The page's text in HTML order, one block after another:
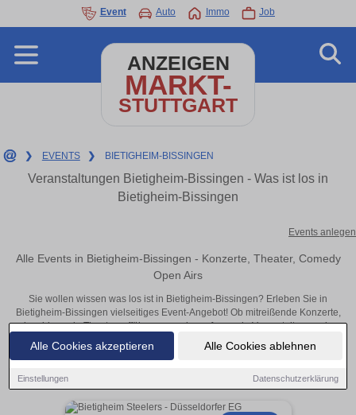
Alle Cookies akzeptieren Alle Cookies ablehnen
Einstellungen Datenschutzerklärung
Event Auto Immo Job
ANZEIGEN
MARKT-
STUTTGART
❯ EVENTS ❯ BIETIGHEIM-BISSINGEN
Veranstaltungen Bietigheim-Bissingen - Was ist los in
Bietigheim-Bissingen
Events anlegen
Alle Events in Bietigheim-Bissingen - Konzerte, Theater, Comedy
Open Airs
Sie wollen wissen was los ist in Bietigheim-Bissingen? Erleben Sie in
Bietigheim-Bissingen vielseitiges Event-Angebot! Ob mitreißende Konzerte,
inspirierende Theateraufführungen oder aufregende Veranstaltungen in
Bietigheim-Bissingen – hier finden alles im Überblick und Tickets.